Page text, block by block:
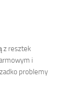
z resztek
i
problemy